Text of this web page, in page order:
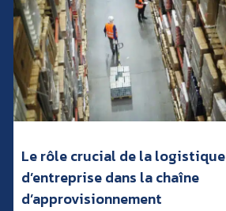
Le rôle crucial de la logistique
d’entreprise dans la chaîne
d’approvisionnement